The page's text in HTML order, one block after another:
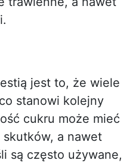
jest to, że wiele
stanowi kolejny
cukru może mieć
a nawet
są często używane,